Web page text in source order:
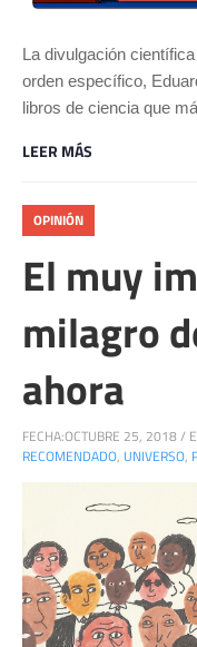
La divulgación
orden específico,
libros de ciencia que
LEER MÁS
OPINIÓN
El muy
milagro
ahora
FECHA:OCTUBRE 25, 2018/
RECOMENDADO, UNIVERSO,